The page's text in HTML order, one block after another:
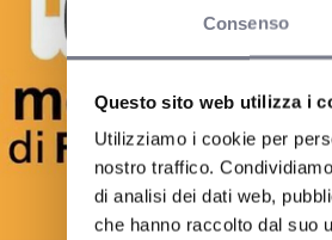
Consenso
Questo sito web utilizza i
Utilizziamo i cookie per
nostro traffico.
di analisi dei dati web,
che hanno raccolto dal suo